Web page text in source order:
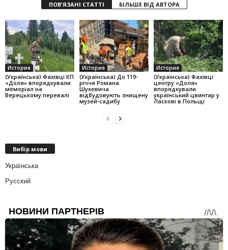
ПОВ'ЯЗАНІ СТАТТІ БІЛЬШЕ ВІД АВТОРА
История
(Українська) Фахівці КП
«Доля» впорядкували
меморіал на
Верецькому перевалі
История
(Українська) До 119-
річчя Романа
Шухевича
відбудовують знищену
музей-садибу
История
(Українська) Фахівці
центру «Доля»
впорядкували
український цвинтар у
Ласкові в Польщі
Вибір мови
Українська
Русский